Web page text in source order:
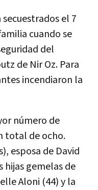
el 7
cuando se
del
de Nir Oz. Para
incendiaron la
número de
total de ocho.
esposa de David
hijas gemelas de
Aloni (44) y la